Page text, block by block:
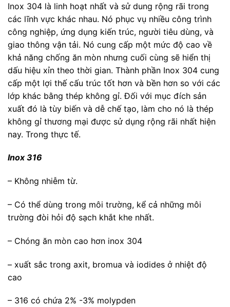
Inox 304 là linh hoạt nhất và sử dung rộng rãi trong
các lĩnh vực khác nhau. Nó phục vụ nhiều công trình
công nghiệp, ứng dụng kiến trúc, người tiêu dùng, và
giao thông vận tải. Nó cung cấp một mức độ cao về
khả năng chống ăn mòn nhưng cuối cùng sẽ hiển thị
dấu hiệu xỉn theo thời gian. Thành phần Inox 304 cung
cấp một lợi thế cấu trúc tốt hơn và bền hơn so với các
lớp khác bằng thép không gỉ. Đối với mục đích sản
xuất đó là tùy biến và dễ chế tạo, làm cho nó là thép
không gỉ thương mại được sử dụng rộng rãi nhất hiện
nay. Trong thực tế.
Inox 316
– Không nhiễm từ.
– Có thể dùng trong môi trường, kể cả những môi
trường đòi hỏi độ sạch khắt khe nhất.
– Chóng ăn mòn cao hơn inox 304
– xuất sắc trong axit, bromua và iodides ở nhiệt độ
cao
– 316 có chứa 2% -3% molypden